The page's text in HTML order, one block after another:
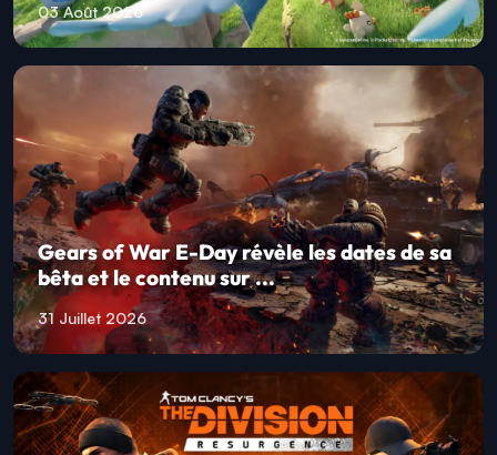
03 Août 2026
Gears of War E-Day révèle les dates de sa
bêta et le contenu sur ...
31 Juillet 2026